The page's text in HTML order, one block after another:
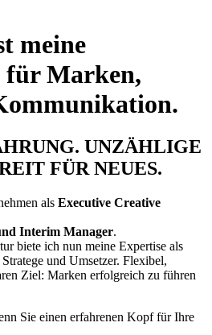
meine
für Marken,
UNZÄHLIGE
FÜR NEUES.
als Executive Creative
Interim Manager.
biete ich nun meine Expertise als
und Umsetzer. Flexibel,
Ziel: Marken erfolgreich zu führen
Sie einen erfahrenen Kopf für Ihre